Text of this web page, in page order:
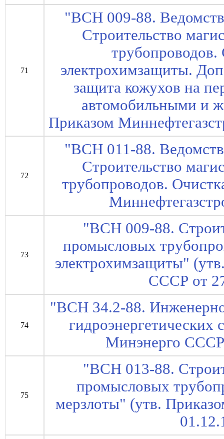
71
"ВСН 009-88.
Строительство
трубопроводов.
электрохимзащиты.
защита кожухов на
автомобильными и
Приказом
72
"ВСН 011-88.
Строительство
трубопроводов.
73
"ВСН 009-88.
промысловых
электрохимзащиты"
СССР от
74
"ВСН 34.2-88.
Минэнерго СССР
75
"ВСН 013-88.
промысловых
мерзлоты" (утв.